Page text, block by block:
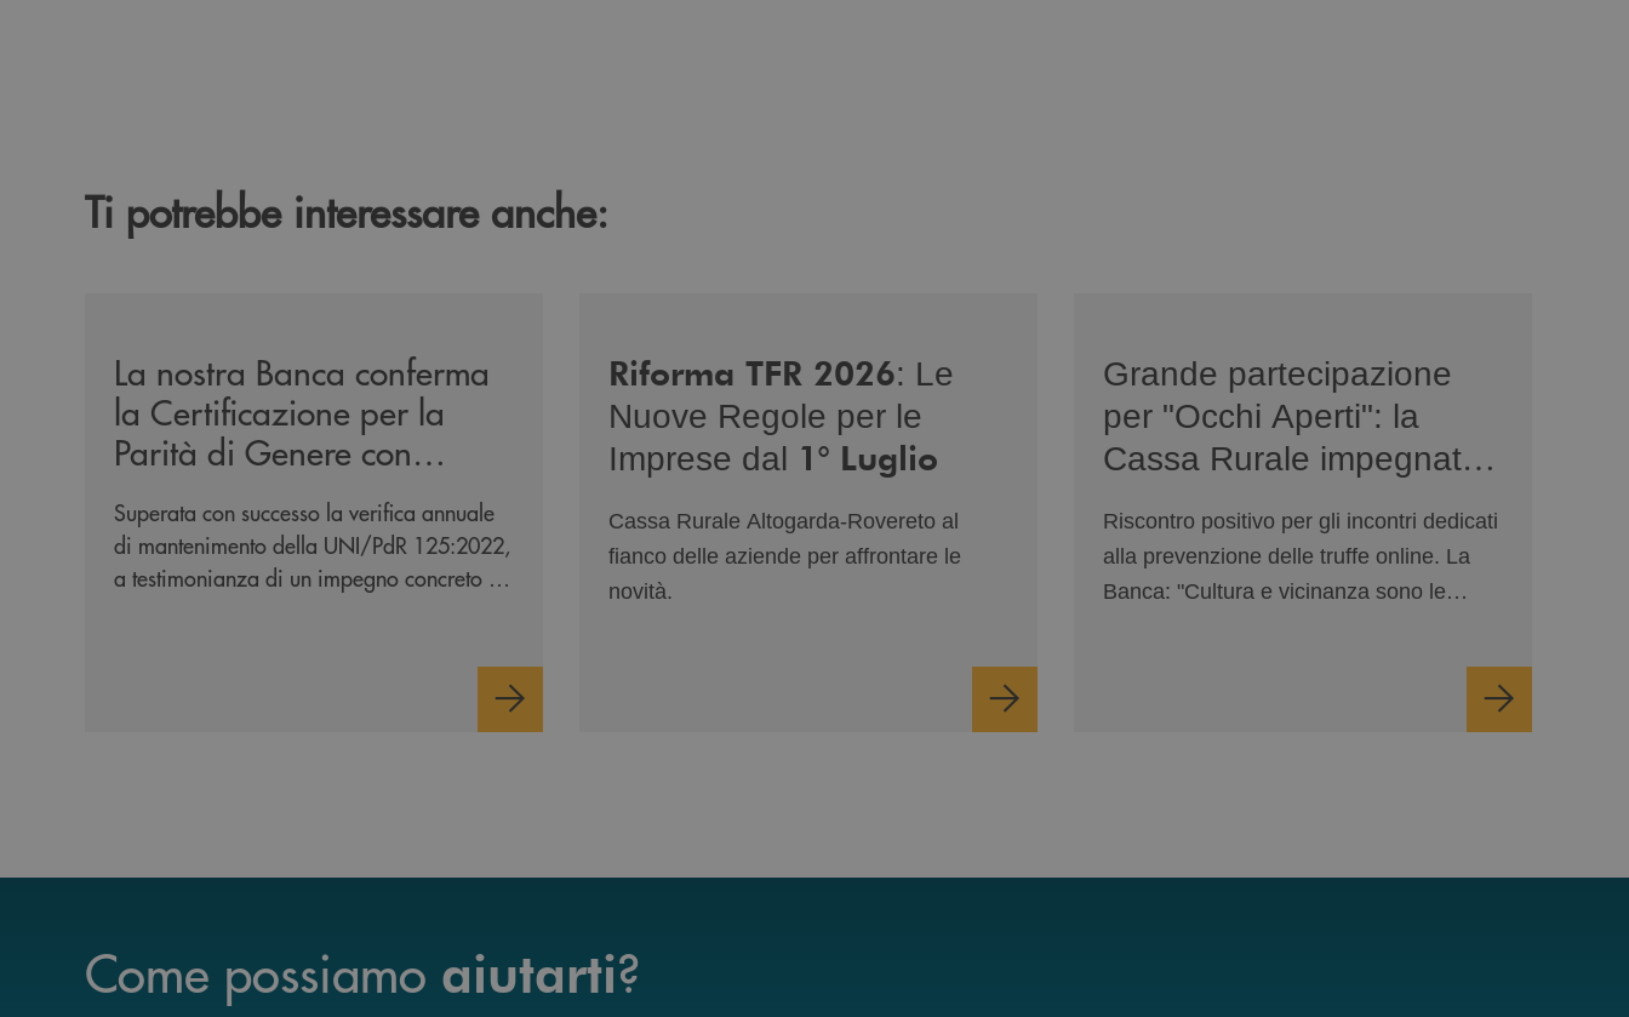
Ti potrebbe interessare anche:
La nostra Banca conferma
la Certificazione per la
Parità di Genere con
Superata con successo la verifica annuale
di mantenimento della UNI/PdR 125:2022,
a testimonianza di un impegno concreto e
Riforma TFR 2026: Le
Nuove Regole per le
Imprese dal 1° Luglio
Cassa Rurale Altogarda-Rovereto al
fianco delle aziende per affrontare le
novità.
Grande partecipazione
per "Occhi Aperti": la
Cassa Rurale impegnata
Riscontro positivo per gli incontri dedicati
alla prevenzione delle truffe online. La
Banca: "Cultura e vicinanza sono le
Come possiamo aiutarti?